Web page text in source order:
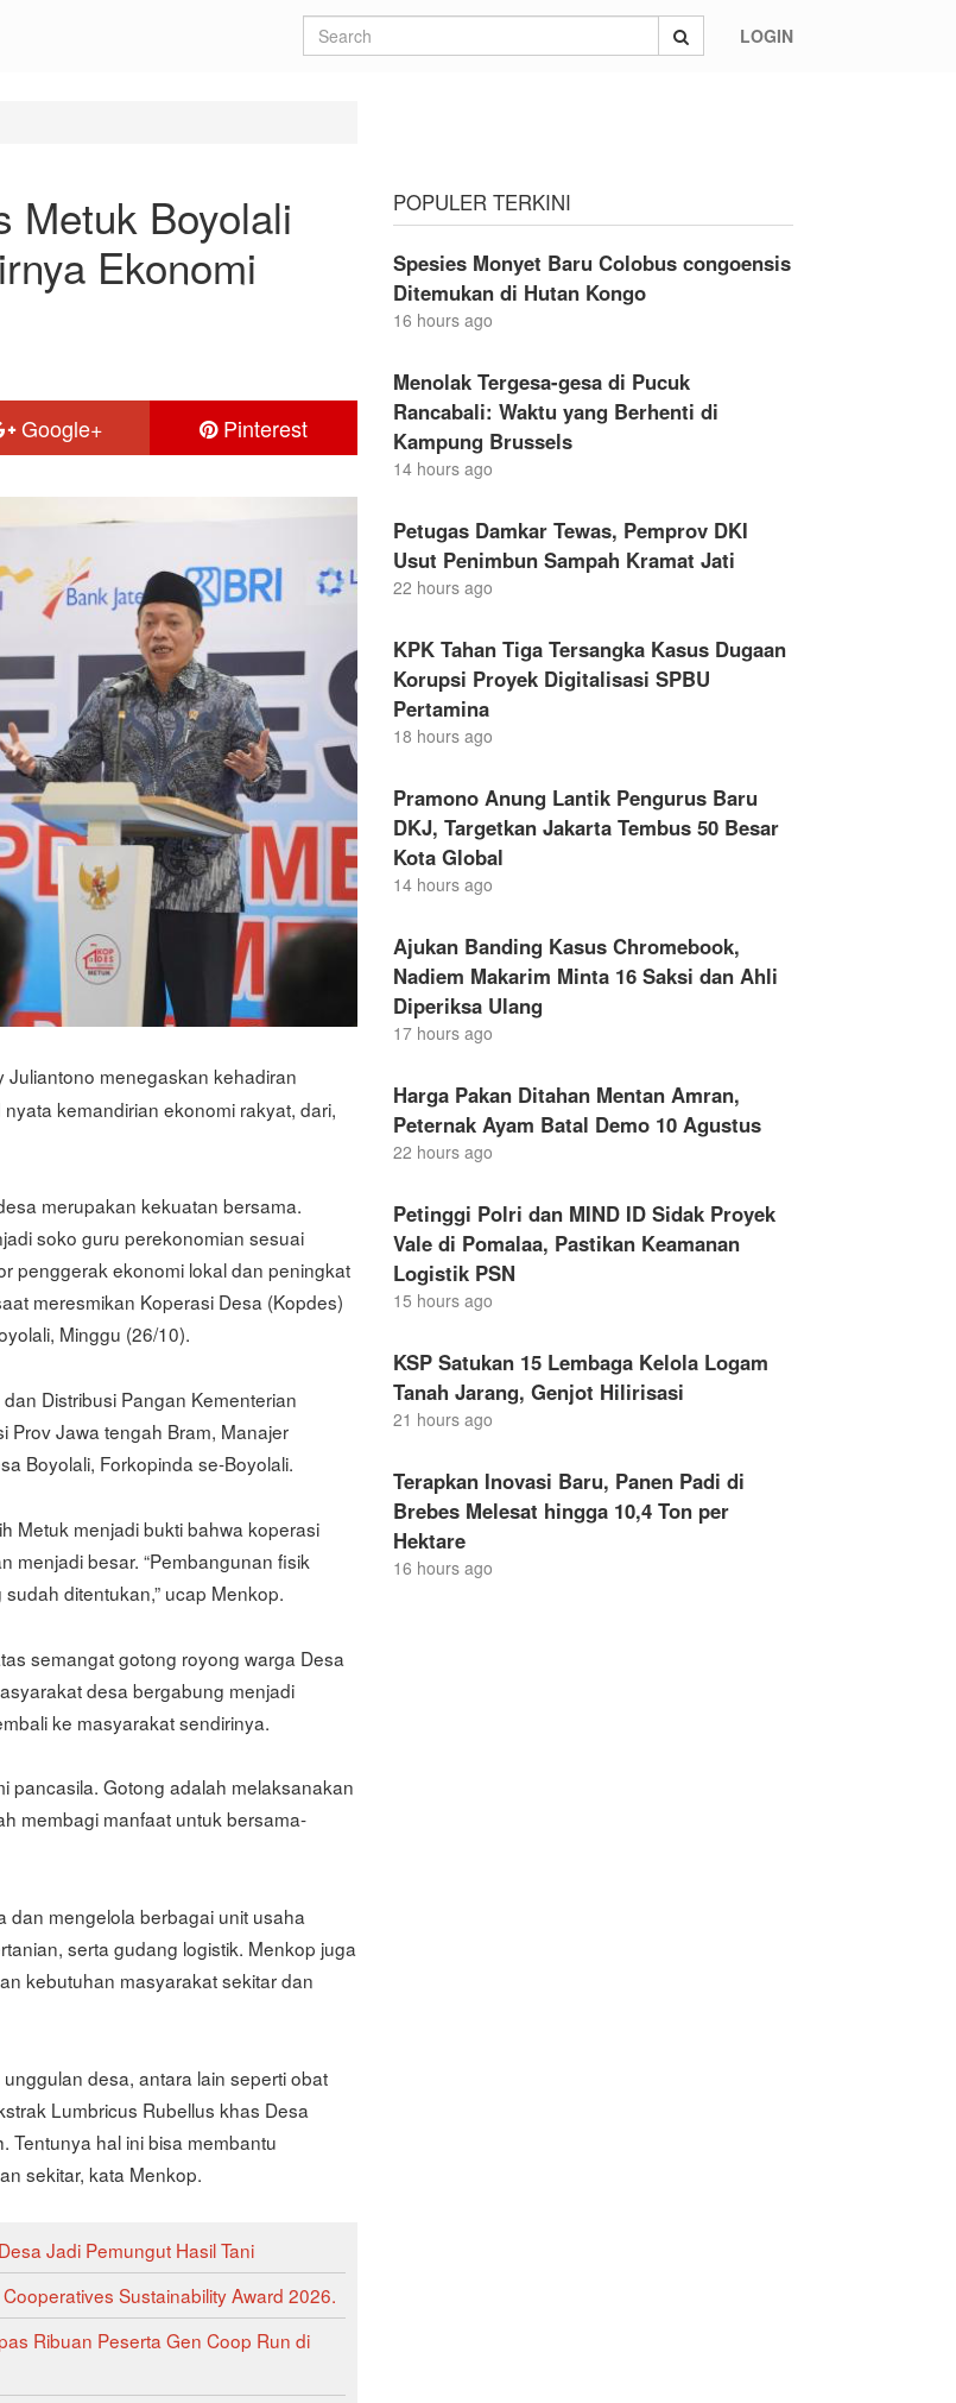
LOGIN
Metuk Boyolali
Ekonomi
Google+ Pinterest
Juliantono menegaskan kehadiran
kemandirian ekonomi rakyat, dari,
merupakan kekuatan bersama.
soko guru perekonomian sesuai
penggerak ekonomi lokal dan peningkat
meresmikan Koperasi Desa (Kopdes)
Minggu (26/10).
Distribusi Pangan Kementerian
Prov Jawa tengah Bram, Manajer
Boyolali, Forkopinda se-Boyolali.
Metuk menjadi bukti bahwa koperasi
menjadi besar. “Pembangunan fisik
ditentukan,” ucap Menkop.
semangat gotong royong warga Desa
desa bergabung menjadi
ke masyarakat sendirinya.
pancasila. Gotong adalah melaksanakan
membagi manfaat untuk bersama-
dan mengelola berbagai unit usaha
serta gudang logistik. Menkop juga
kebutuhan masyarakat sekitar dan
desa, antara lain seperti obat
Lumbricus Rubellus khas Desa
Tentunya hal ini bisa membantu
sekitar, kata Menkop.
Jadi Pemungut Hasil Tani
Sustainability Award 2026.
Ribuan Peserta Gen Coop Run di
POPULER TERKINI
Spesies Monyet Baru Colobus congoensis
Ditemukan di Hutan Kongo
16 hours ago
Menolak Tergesa-gesa di Pucuk
Rancabali: Waktu yang Berhenti di
Kampung Brussels
14 hours ago
Petugas Damkar Tewas, Pemprov DKI
Usut Penimbun Sampah Kramat Jati
22 hours ago
KPK Tahan Tiga Tersangka Kasus Dugaan
Korupsi Proyek Digitalisasi SPBU
Pertamina
18 hours ago
Pramono Anung Lantik Pengurus Baru
DKJ, Targetkan Jakarta Tembus 50 Besar
Kota Global
14 hours ago
Ajukan Banding Kasus Chromebook,
Nadiem Makarim Minta 16 Saksi dan Ahli
Diperiksa Ulang
17 hours ago
Harga Pakan Ditahan Mentan Amran,
Peternak Ayam Batal Demo 10 Agustus
22 hours ago
Petinggi Polri dan MIND ID Sidak Proyek
Vale di Pomalaa, Pastikan Keamanan
Logistik PSN
15 hours ago
KSP Satukan 15 Lembaga Kelola Logam
Tanah Jarang, Genjot Hilirisasi
21 hours ago
Terapkan Inovasi Baru, Panen Padi di
Brebes Melesat hingga 10,4 Ton per
Hektare
16 hours ago